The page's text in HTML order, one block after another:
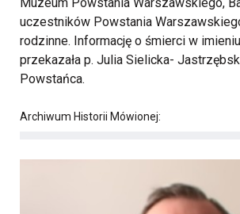
uczestników Powstania
rodzinne. Informację o śmierci w
przekazała p. Julia Sielicka-
Powstańca.
Archiwum Historii Mówionej: